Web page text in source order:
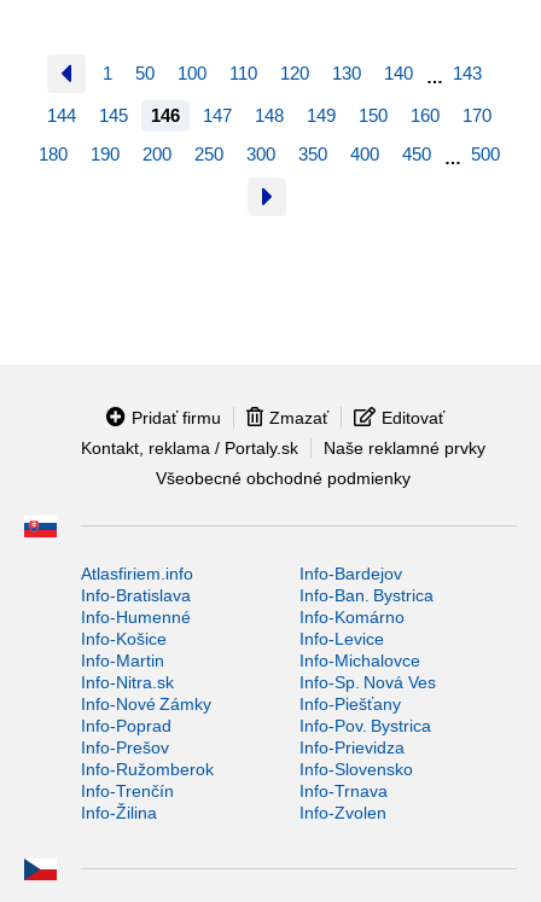
1 50 100 110 120 130 140 … 143
144 145 146 147 148 149 150 160
170
180
190 200 250 300 350 400 450 … 500
Pridať firmu Zmazať
Editovať
Kontakt, reklama / Portaly.sk
Naše reklamné prvky
Všeobecné obchodné podmienky
Atlasfiriem.info
Info-Bardejov
Info-Bratislava
Info-Ban. Bystrica
Info-Humenné
Info-Komárno
Info-Košice
Info-Levice
Info-Martin
Info-Michalovce
Info-Nitra.sk
Info-Sp. Nová Ves
Info-Nové Zámky
Info-Piešťany
Info-Poprad
Info-Pov. Bystrica
Info-Prešov
Info-Prievidza
Info-Ružomberok
Info-Slovensko
Info-Trenčín
Info-Trnava
Info-Žilina
Info-Zvolen